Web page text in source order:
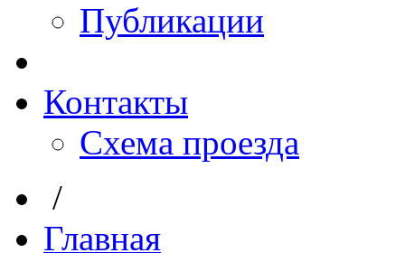
Публикации
Контакты
Схема проезда
/
Главная